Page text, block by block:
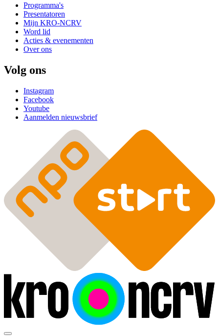
Programma's
Presentatoren
Mijn KRO-NCRV
Word lid
Acties & evenementen
Over ons
Volg ons
Instagram
Facebook
Youtube
Aanmelden nieuwsbrief